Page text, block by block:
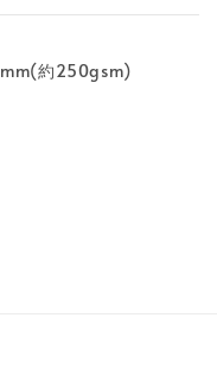
約250gsm)